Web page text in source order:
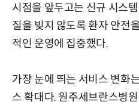
시점을 앞두고는 신규 시스
질을 빚지 않도록 환자 안전
적인 운영에 집중했다.
가장 눈에 띄는 서비스 변화
스 확대다. 원주세브란스병